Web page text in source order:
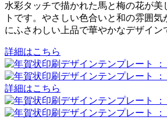
水彩タッチで描かれた馬と梅の花が美
トです。やさしい色合いと和の雰囲
にふさわしい上品で華やかなデザイン
詳細はこちら
詳細はこちら